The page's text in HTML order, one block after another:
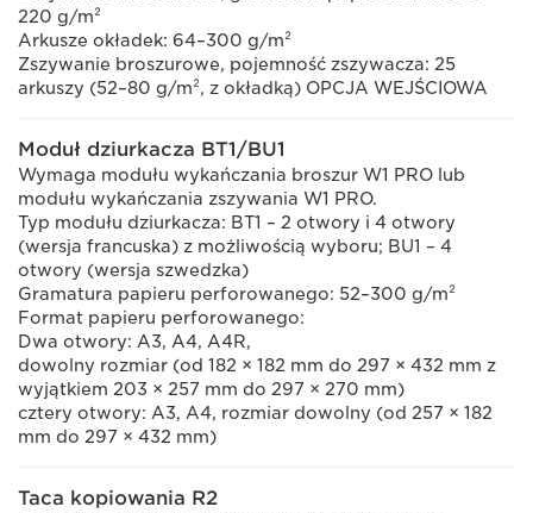
220 g/m²
Arkusze okładek: 64–300 g/m²
Zszywanie broszurowe, pojemność zszywacza: 25
arkuszy (52–80 g/m², z okładką) OPCJA WEJŚCIOWA
Moduł dziurkacza BT1/BU1
Wymaga modułu wykańczania broszur W1 PRO lub
modułu wykańczania zszywania W1 PRO.
Typ modułu dziurkacza: BT1 – 2 otwory i 4 otwory
(wersja francuska) z możliwością wyboru; BU1 – 4
otwory (wersja szwedzka)
Gramatura papieru perforowanego: 52–300 g/m²
Format papieru perforowanego:
Dwa otwory: A3, A4, A4R,
dowolny rozmiar (od 182 × 182 mm do 297 × 432 mm z
wyjątkiem 203 × 257 mm do 297 × 270 mm)
cztery otwory: A3, A4, rozmiar dowolny (od 257 × 182
mm do 297 × 432 mm)
Taca kopiowania R2